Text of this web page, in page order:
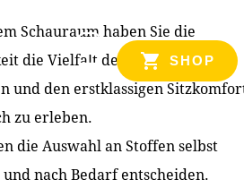
SHOP
Schauraum haben Sie die
die Vielfalt der Produkte zu
und den erstklassigen
zu erleben.
die Auswahl an Stoffen selbst
nach Bedarf entscheiden.